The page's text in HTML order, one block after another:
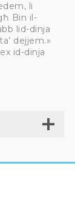
li
Bin il-
lid-dinja
dejjem.»
id-dinja